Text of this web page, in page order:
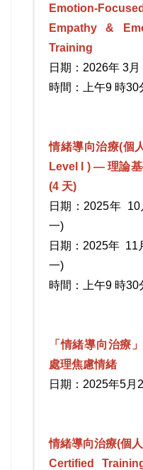
Emotion-
Empathy &
Training
日期：2026年 3
時間：上午9 時30
情緒導向治療(個
Level I ) — 理論
(4 天)
日期：2025年
一)
日期：2025年 11
一)
時間：上午9 時30
「情緒導向治療
處理焦慮情緒
日期：2025年5月
情緒導向治療(個
Certified